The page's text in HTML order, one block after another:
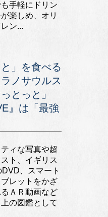
手軽にドリン
楽しめ、オリ
ン...
」を食べる
ノサウルス
とっと」
』は「最強
ィな写真や超
ト、イギリス
、スマート
レットをかざ
ＡＲ動画など
の図鑑として